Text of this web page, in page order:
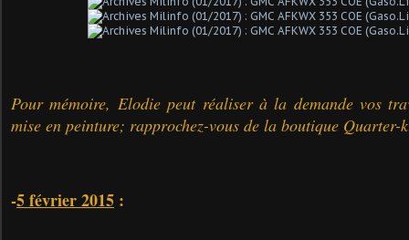
Pour mémoire, Elodie peut réaliser à la demande vos
mise en peinture; rapprochez-vous de la boutique
-5 février 2015 :